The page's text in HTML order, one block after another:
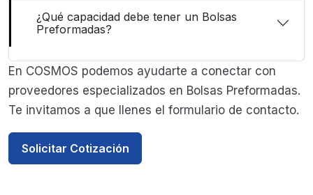
¿Qué capacidad debe tener un Bolsas
Preformadas?
En COSMOS podemos ayudarte a conectar con
proveedores especializados en Bolsas Preformadas.
Te invitamos a que llenes el formulario de contacto.
Solicitar Cotización